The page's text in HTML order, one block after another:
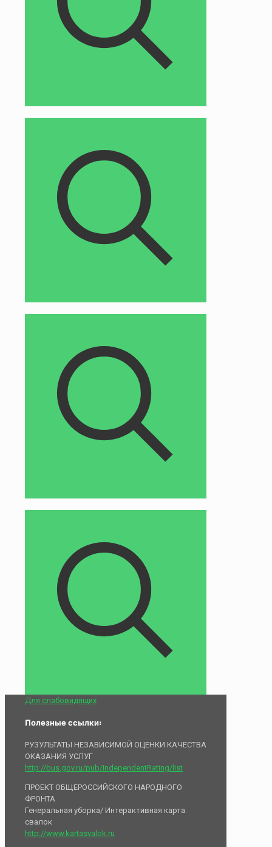
Для слабовидящих
Полезные ссылки:
РУЗУЛЬТАТЫ НЕЗАВИСИМОЙ ОЦЕНКИ КАЧЕСТВА
ОКАЗАНИЯ УСЛУГ
http://bus.gov.ru/pub/independentRating/list
ПРОЕКТ ОБЩЕРОССИЙСКОГО НАРОДНОГО
ФРОНТА
Генеральная уборка/ Интерактивная карта
свалок
http://www.kartasvalok.ru